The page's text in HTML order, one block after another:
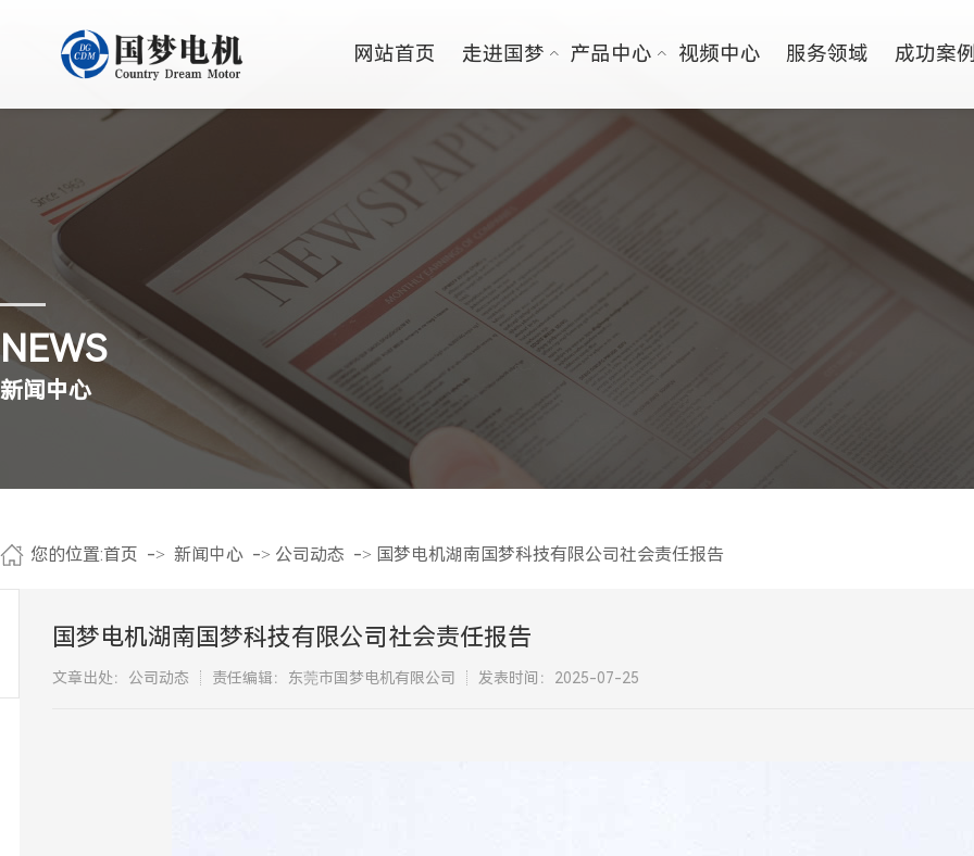
网站首页 走进国梦 产品中心 视频中心 服务领域 成功案
NEWS
新闻中心
您的位置:首页 -> 新闻中心 -> 公司动态 -> 国梦电机湖南国梦科技有限公司社会责任报告
国梦电机湖南国梦科技有限公司社会责任报告
文章出处：公司动态 责任编辑：东莞市国梦电机有限公司 发表时间：2025-07-25